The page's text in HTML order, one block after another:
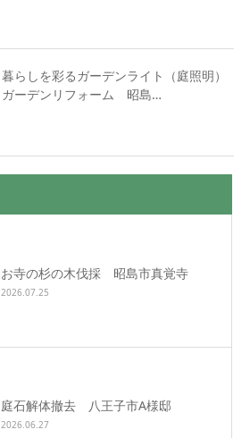
暮らしを彩るガーデンライト（庭照明）
ガーデンリフォーム 昭島…
お寺の杉の木伐採 昭島市真覚寺
2026.07.25
庭石解体撤去 八王子市A様邸
2026.06.27